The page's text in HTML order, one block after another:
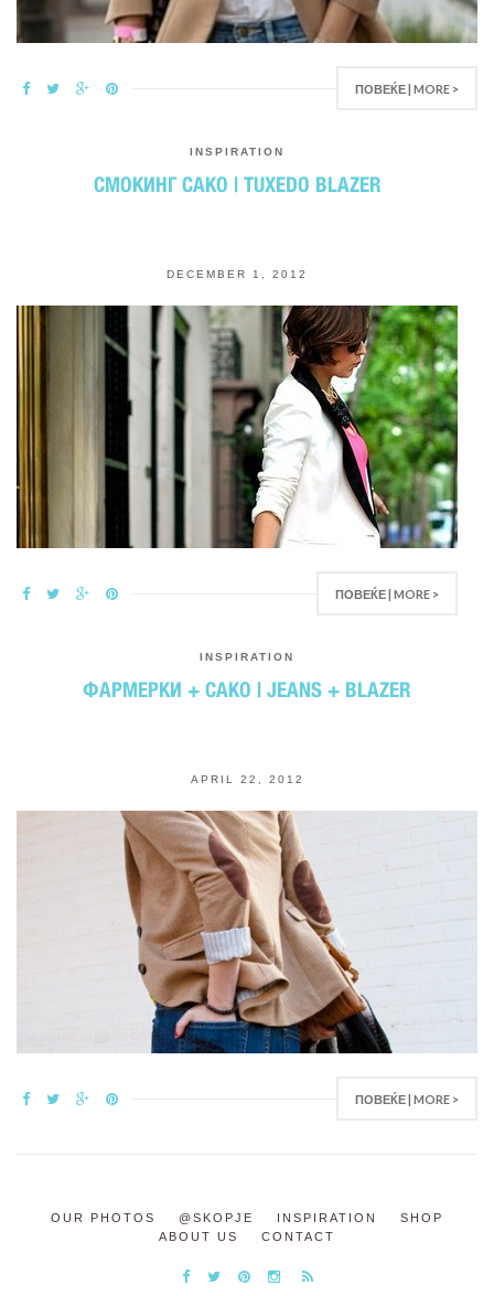
ПОВЕЌЕ | MORE >
INSPIRATION
СМОКИНГ САКО | TUXEDO BLAZER
DECEMBER 1, 2012
ПОВЕЌЕ | MORE >
INSPIRATION
ФАРМЕРКИ + САКО | JEANS + BLAZER
APRIL 22, 2012
ПОВЕЌЕ | MORE >
OUR PHOTOS @SKOPJE INSPIRATION
SHOP
ABOUT US
CONTACT